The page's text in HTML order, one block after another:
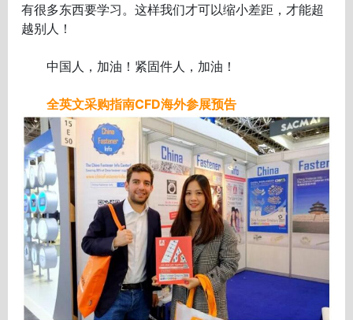
有很多东西要学习。这样我们才可以缩小差距，才能超
越别人！
中国人，加油！紧固件人，加油！
全英文采购指南CFD海外参展预告